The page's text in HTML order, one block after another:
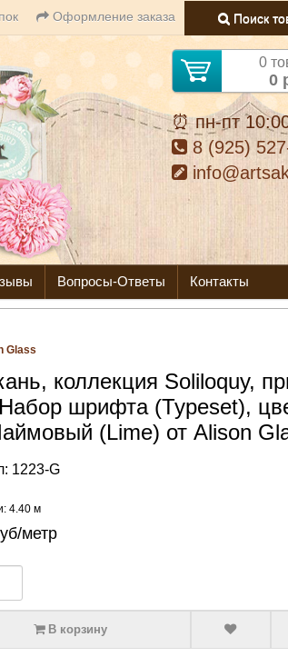
Оформление заказа Поиск
0
0
⏰ пн-пт
8 (925)
Вопросы-Ответы Контакты
Glass
коллекция Soliloquy,
Набор шрифта (Typeset),
(Lime) от Alison
1223-G
4.40 м
метр
В корзину